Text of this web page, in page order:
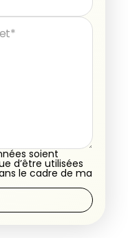
soient
d’être utilisées
le cadre de ma